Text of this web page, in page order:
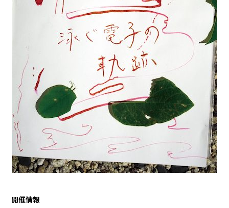
開催情報